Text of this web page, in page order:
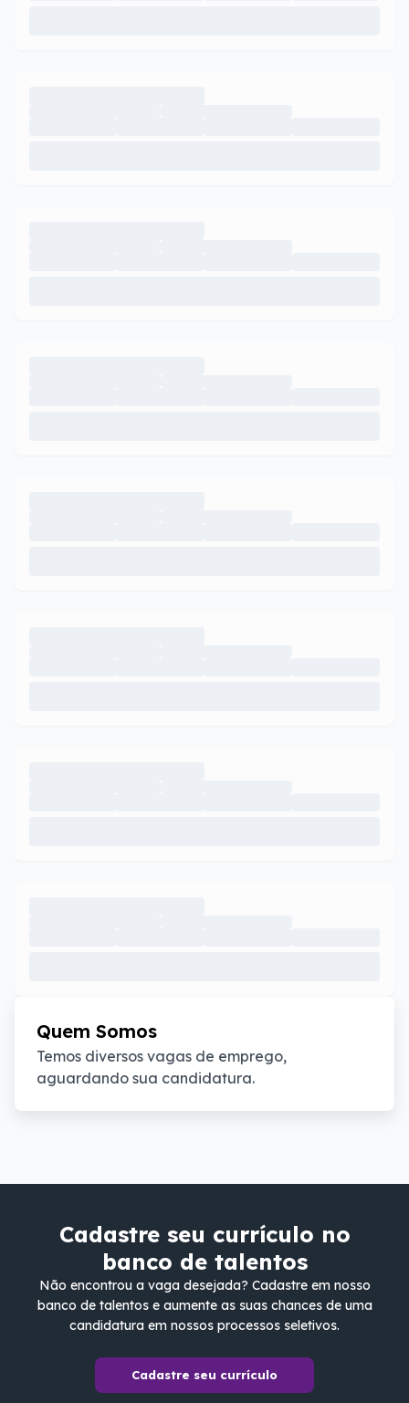
Quem Somos
Temos diversos vagas de emprego,
aguardando sua candidatura.
Cadastre seu currículo no
banco de talentos
Não encontrou a vaga desejada? Cadastre em nosso
banco de talentos e aumente as suas chances de uma
candidatura em nossos processos seletivos.
Cadastre seu currículo